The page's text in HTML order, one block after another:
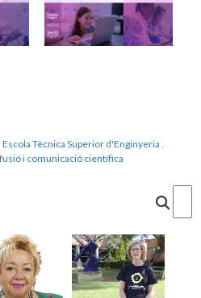
Escola Tècnica Superior d'Enginyeria
i comunicació científica